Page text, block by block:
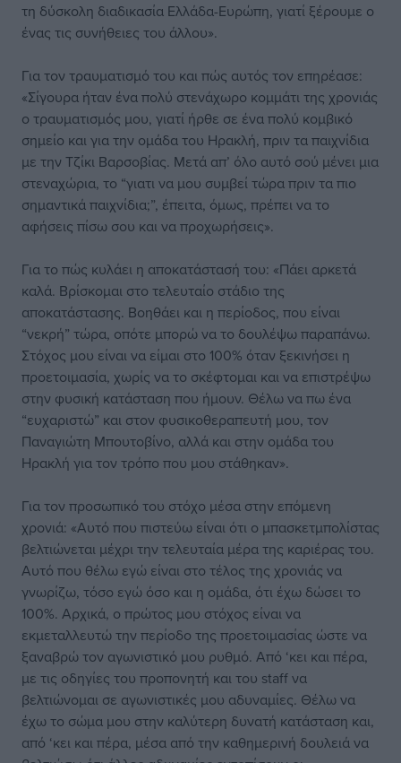
τη δύσκολη διαδικασία Ελλάδα-Ευρώπη, γιατί ξέρουμε ο
ένας τις συνήθειες του άλλου».
Για τον τραυματισμό του και πώς αυτός τον επηρέασε:
«Σίγουρα ήταν ένα πολύ στενάχωρο κομμάτι της χρονιάς
ο τραυματισμός μου, γιατί ήρθε σε ένα πολύ κομβικό
σημείο και για την ομάδα του Ηρακλή, πριν τα παιχνίδια
με την Τζίκι Βαρσοβίας. Μετά απ’ όλο αυτό σού μένει μια
στεναχώρια, το “γιατι να μου συμβεί τώρα πριν τα πιο
σημαντικά παιχνίδια;”, έπειτα, όμως, πρέπει να το
αφήσεις πίσω σου και να προχωρήσεις».
Για το πώς κυλάει η αποκατάστασή του: «Πάει αρκετά
καλά. Βρίσκομαι στο τελευταίο στάδιο της
αποκατάστασης. Βοηθάει και η περίοδος, που είναι
“νεκρή” τώρα, οπότε μπορώ να το δουλέψω παραπάνω.
Στόχος μου είναι να είμαι στο 100% όταν ξεκινήσει η
προετοιμασία, χωρίς να το σκέφτομαι και να επιστρέψω
στην φυσική κατάσταση που ήμουν. Θέλω να πω ένα
“ευχαριστώ” και στον φυσικοθεραπευτή μου, τον
Παναγιώτη Μπουτοβίνο, αλλά και στην ομάδα του
Ηρακλή για τον τρόπο που μου στάθηκαν».
Για τον προσωπικό του στόχο μέσα στην επόμενη
χρονιά: «Αυτό που πιστεύω είναι ότι ο μπασκετμπολίστας
βελτιώνεται μέχρι την τελευταία μέρα της καριέρας του.
Αυτό που θέλω εγώ είναι στο τέλος της χρονιάς να
γνωρίζω, τόσο εγώ όσο και η ομάδα, ότι έχω δώσει το
100%. Αρχικά, ο πρώτος μου στόχος είναι να
εκμεταλλευτώ την περίοδο της προετοιμασίας ώστε να
ξαναβρώ τον αγωνιστικό μου ρυθμό. Από ‘κει και πέρα,
με τις οδηγίες του προπονητή και του staff να
βελτιώνομαι σε αγωνιστικές μου αδυναμίες. Θέλω να
έχω το σώμα μου στην καλύτερη δυνατή κατάσταση και,
από ‘κει και πέρα, μέσα από την καθημερινή δουλειά να